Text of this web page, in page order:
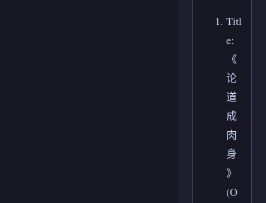
Titl
e:
《
论
道
成
肉
身
》
(O